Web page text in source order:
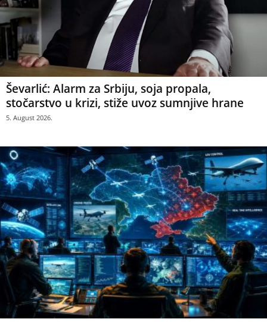
Ševarlić: Alarm za Srbiju, soja propala,
stočarstvo u krizi, stiže uvoz sumnjive hrane
5. August 2026.